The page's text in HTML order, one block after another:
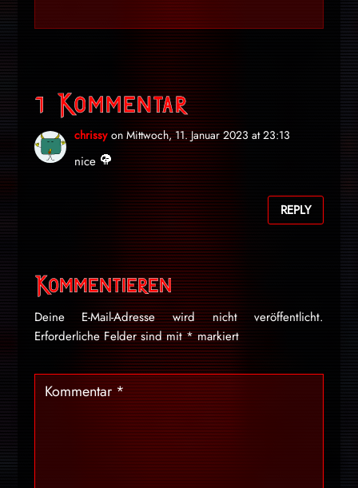
1 Kommentar
chrissy on Mittwoch, 11. Januar 2023 at 23:13
nice
REPLY
Kommentieren
Deine E-Mail-Adresse wird nicht veröffentlicht.
Erforderliche Felder sind mit*markiert